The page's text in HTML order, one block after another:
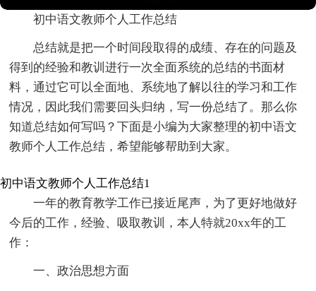
初中语文教师个人工作总结
总结就是把一个时间段取得的成绩、存在的问题及
得到的经验和教训进行一次全面系统的总结的书面材
料，通过它可以全面地、系统地了解以往的学习和工作
情况，因此我们需要回头归纳，写一份总结了。那么你
知道总结如何写吗？下面是小编为大家整理的初中语文
教师个人工作总结，希望能够帮助到大家。
初中语文教师个人工作总结1
一年的教育教学工作已接近尾声，为了更好地做好
今后的工作，经验、吸取教训，本人特就20xx年的工
作：
一、政治思想方面